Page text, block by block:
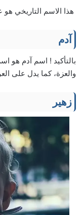
هذا الاسم التاريخي
آدم
بالتأكيد ! اسم آدم هو
والعزة، كما يدل على
زهير